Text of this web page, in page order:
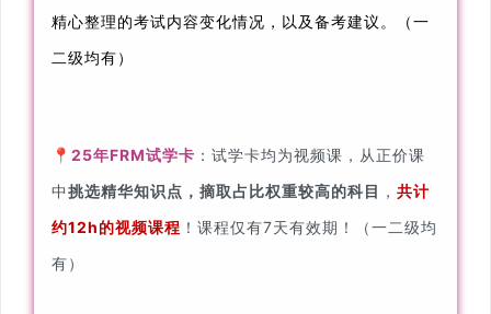
精心整理的考试内容变化情况，以及备考建议。（一
二级均有）
📍 25年FRM试学卡 ：试学卡均为视频课，从正价课
中挑选精华知识点，摘取占比权重较高的科目 ， 共计
约12h的视频课程 ！课程仅有7天有效期！（一二级均
有）